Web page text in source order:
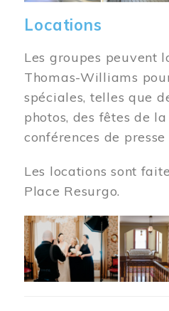
Locations
Les groupes peuvent
Thomas-Williams
spéciales, telles que
photos, des fêtes de
conférences de
Les locations sont
Place Resurgo.
Image